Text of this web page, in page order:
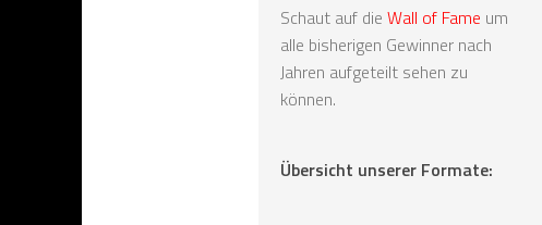
Schaut auf die Wall of Fame um
alle bisherigen Gewinner nach
Jahren aufgeteilt sehen zu
können.
Übersicht unserer Formate: